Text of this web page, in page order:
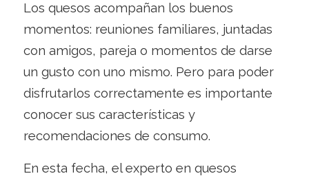
Los quesos acompañan los buenos
momentos: reuniones familiares, juntadas
con amigos, pareja o momentos de darse
un gusto con uno mismo. Pero para poder
disfrutarlos correctamente es importante
conocer sus características y
recomendaciones de consumo.
En esta fecha, el experto en quesos